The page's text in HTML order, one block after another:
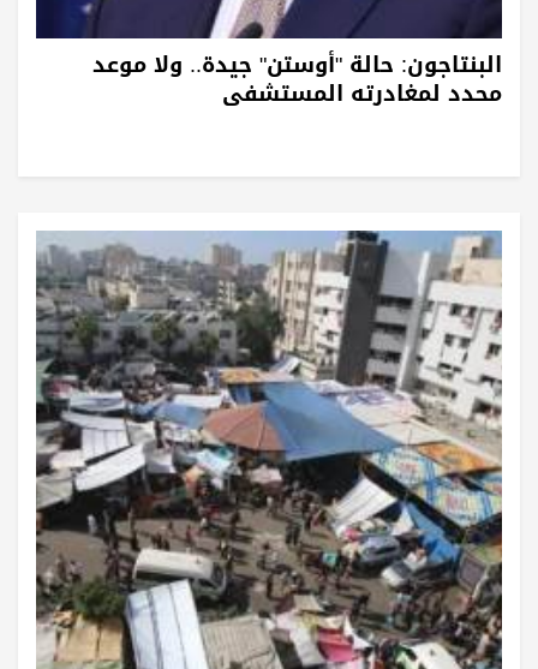
البنتاجون: حالة "أوستن" جيدة.. ولا موعد
محدد لمغادرته المستشفى